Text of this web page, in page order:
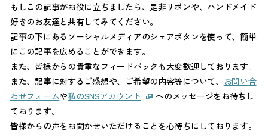
もしこの記事がお役に立ちましたら、是非リボンや、ハンドメイド
好きのお友達と共有してみてください。
記事の下にあるソーシャルメディアのシェアボタンを使って、簡単
にこの記事を広めることができます。
また、皆様からの貴重なフィードバックも大変歓迎しております。
また、記事に対するご感想や、ご希望の内容等について、 お問い合
わせフォームや私のSNSアカウント
へのメッセージをお待ちし
ております。
皆様からの声をお聞かせいただけることを心待ちにしております。